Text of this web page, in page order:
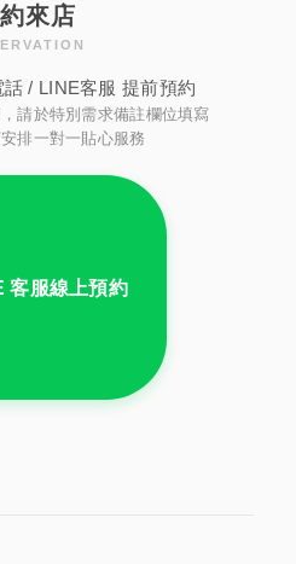
來店
/ LINE客服 提前預約
請於特別需求備註欄位填寫
排一對一貼心服務
客服線上預約